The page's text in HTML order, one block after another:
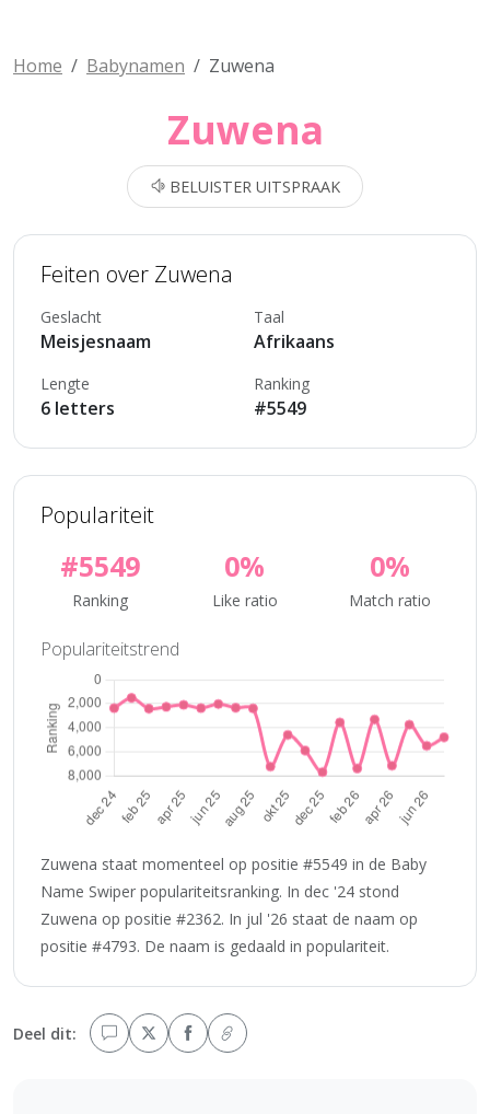
Home Babynamen Zuwena
Zuwena
BELUISTER UITSPRAAK
Feiten over Zuwena
Geslacht
Meisjesnaam
Taal
Afrikaans
Lengte
6 letters
Ranking
#5549
Populariteit
#5549
Ranking
0%
Like ratio
0%
Match ratio
Populariteitstrend
Zuwena staat momenteel op positie #5549 in de Baby
Name Swiper populariteitsranking. In dec '24 stond
Zuwena op positie #2362. In jul '26 staat de naam op
positie #4793. De naam is gedaald in populariteit.
Deel dit: